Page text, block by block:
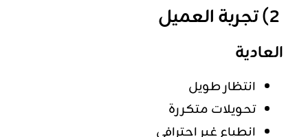
العادية
انتظار طويل
تحويلات متكررة
انطباع غير احترافي